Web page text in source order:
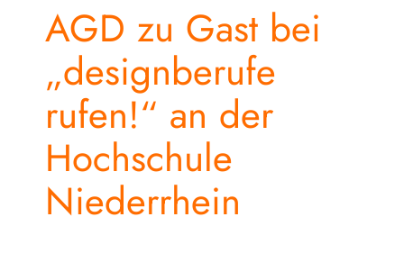
AGD zu Gast bei
„designberufe
rufen!“ an der
Hochschule
Niederrhein